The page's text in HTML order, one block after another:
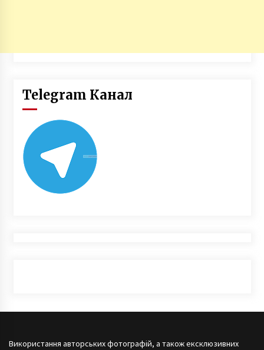
Telegram Канал
Використання авторських фотографій, а також ексклюзивних